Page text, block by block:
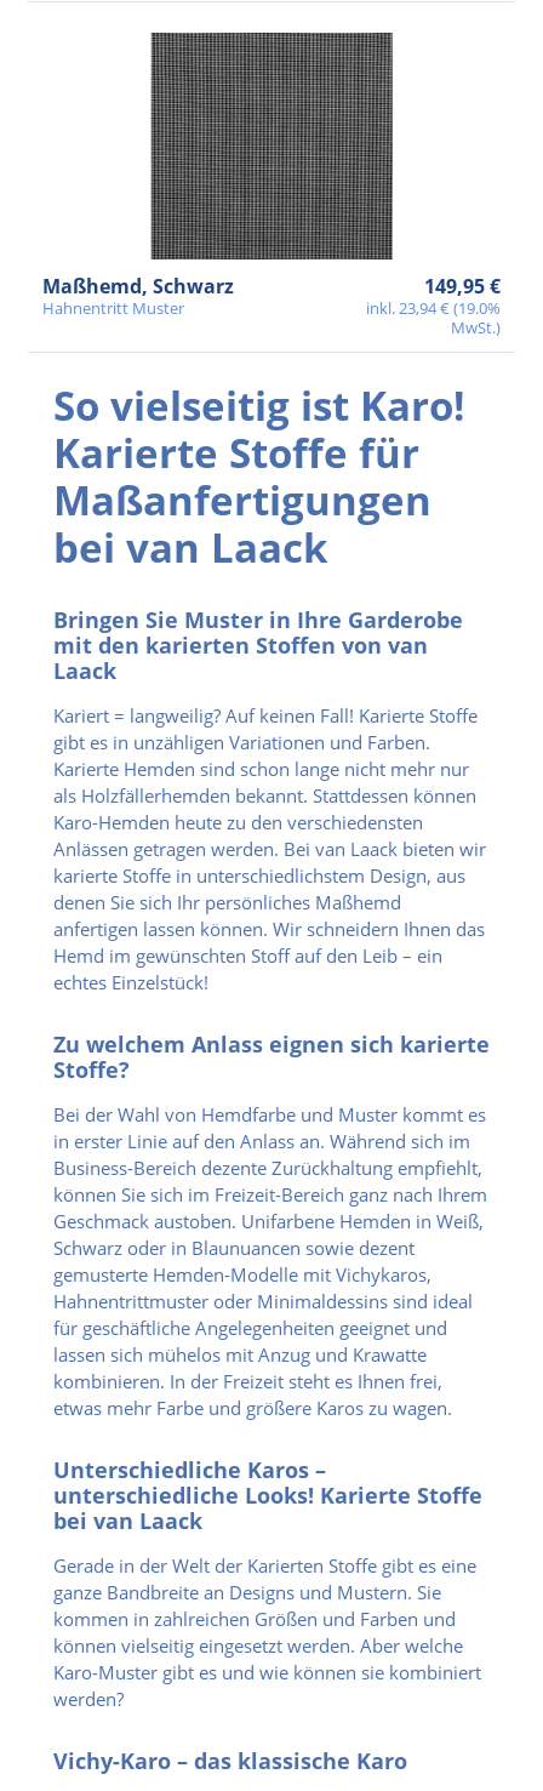
Maßhemd, Schwarz
Hahnentritt Muster
149,95 €
inkl. 23,94 € (19.0%
MwSt.)
So vielseitig ist Karo!
Karierte Stoffe für
Maßanfertigungen
bei van Laack
Bringen Sie Muster in Ihre Garderobe
mit den karierten Stoffen von van
Laack
Kariert = langweilig? Auf keinen Fall! Karierte Stoffe
gibt es in unzähligen Variationen und Farben.
Karierte Hemden sind schon lange nicht mehr nur
als Holzfällerhemden bekannt. Stattdessen können
Karo-Hemden heute zu den verschiedensten
Anlässen getragen werden. Bei van Laack bieten wir
karierte Stoffe in unterschiedlichstem Design, aus
denen Sie sich Ihr persönliches Maßhemd
anfertigen lassen können. Wir schneidern Ihnen das
Hemd im gewünschten Stoff auf den Leib – ein
echtes Einzelstück!
Zu welchem Anlass eignen sich karierte
Stoffe?
Bei der Wahl von Hemdfarbe und Muster kommt es
in erster Linie auf den Anlass an. Während sich im
Business-Bereich dezente Zurückhaltung empfiehlt,
können Sie sich im Freizeit-Bereich ganz nach Ihrem
Geschmack austoben. Unifarbene Hemden in Weiß,
Schwarz oder in Blaunuancen sowie dezent
gemusterte Hemden-Modelle mit Vichykaros,
Hahnentrittmuster oder Minimaldessins sind ideal
für geschäftliche Angelegenheiten geeignet und
lassen sich mühelos mit Anzug und Krawatte
kombinieren. In der Freizeit steht es Ihnen frei,
etwas mehr Farbe und größere Karos zu wagen.
Unterschiedliche Karos –
unterschiedliche Looks! Karierte Stoffe
bei van Laack
Gerade in der Welt der Karierten Stoffe gibt es eine
ganze Bandbreite an Designs und Mustern. Sie
kommen in zahlreichen Größen und Farben und
können vielseitig eingesetzt werden. Aber welche
Karo-Muster gibt es und wie können sie kombiniert
werden?
Vichy-Karo – das klassische Karo